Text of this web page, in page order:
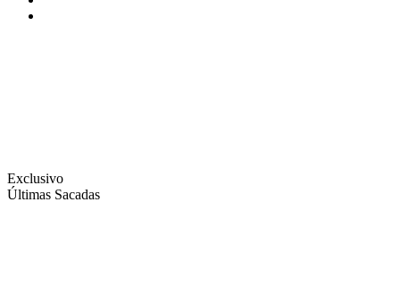
Exclusivo
Últimas Sacadas